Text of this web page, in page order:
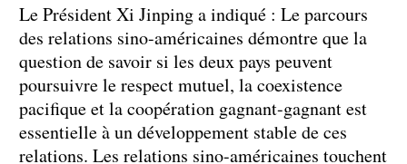
Le Président Xi Jinping a indiqué : Le parcours
des relations sino-américaines démontre que la
question de savoir si les deux pays peuvent
poursuivre le respect mutuel, la coexistence
pacifique et la coopération gagnant-gagnant est
essentielle à un développement stable de ces
relations. Les relations sino-américaines touchent